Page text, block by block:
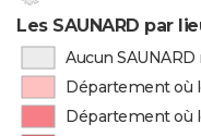
Les SAUNARD par
Aucun
Département où
Département où